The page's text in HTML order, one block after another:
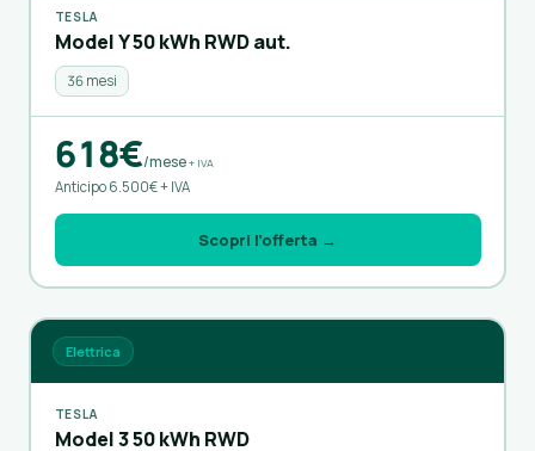
TESLA
Model Y 50 kWh RWD aut.
36 mesi
618€/mese+ IVA
Anticipo 6.500€ + IVA
Scopri l’offerta →
Elettrica
TESLA
Model 3 50 kWh RWD